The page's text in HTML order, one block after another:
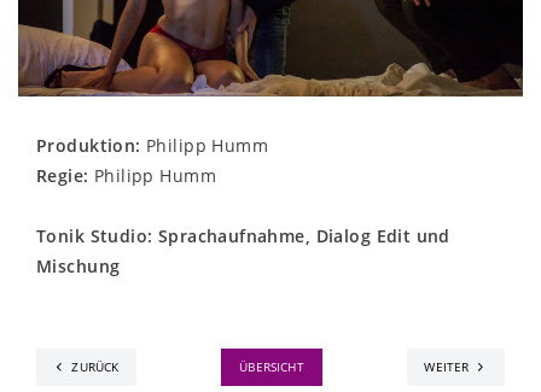
Produktion: Philipp Humm
Regie: Philipp Humm
Tonik Studio: Sprachaufnahme, Dialog Edit und
Mischung
ZURÜCK ÜBERSICHT WEITER